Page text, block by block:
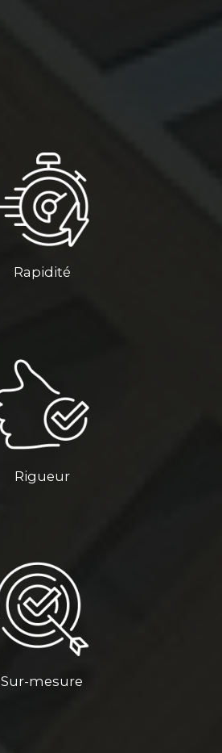
Rapidité
Rigueur
Sur-mesure